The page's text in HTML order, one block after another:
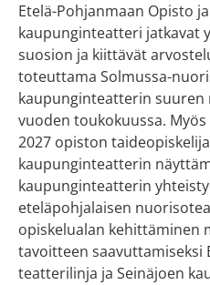
Etelä-Pohjanmaan Opisto
kaupunginteatteri jatkavat
suosion ja kiittävät
toteuttama Solmussa-
kaupunginteatterin suuren
vuoden toukokuussa.
2027 opiston
kaupunginteatterin
kaupunginteatterin
eteläpohjalaisen
opiskelualan kehittäminen
tavoitteen saavuttamiseksi
teatterilinja ja Seinäjoen